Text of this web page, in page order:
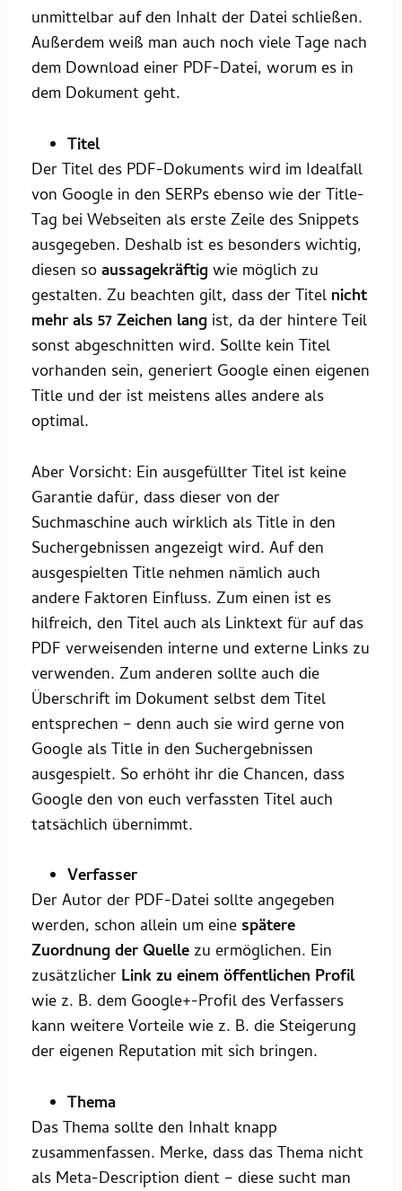
unmittelbar auf den Inhalt der Datei schließen.
Außerdem weiß man auch noch viele Tage nach
dem Download einer PDF-Datei, worum es in
dem Dokument geht.
Titel
Der Titel des PDF-Dokuments wird im Idealfall
von Google in den SERPs ebenso wie der Title-
Tag bei Webseiten als erste Zeile des Snippets
ausgegeben. Deshalb ist es besonders wichtig,
diesen soaussagekräftig wie möglich zu
gestalten. Zu beachten gilt, dass der Titel nicht
mehr als 57 Zeichen lang ist, da der hintere Teil
sonst abgeschnitten wird. Sollte kein Titel
vorhanden sein, generiert Google einen eigenen
Title und der ist meistens alles andere als
optimal.
Aber Vorsicht: Ein ausgefüllter Titel ist keine
Garantie dafür, dass dieser von der
Suchmaschine auch wirklich als Title in den
Suchergebnissen angezeigt wird. Auf den
ausgespielten Title nehmen nämlich auch
andere Faktoren Einfluss. Zum einen ist es
hilfreich, den Titel auch als Linktext für auf das
PDF verweisenden interne und externe Links zu
verwenden. Zum anderen sollte auch die
Überschrift im Dokument selbst dem Titel
entsprechen – denn auch sie wird gerne von
Google als Title in den Suchergebnissen
ausgespielt. So erhöht ihr die Chancen, dass
Google den von euch verfassten Titel auch
tatsächlich übernimmt.
Verfasser
Der Autor der PDF-Datei sollte angegeben
werden, schon allein um eine spätere
Zuordnung der Quelle zu ermöglichen. Ein
zusätzlicher Link zu einem öffentlichen Profil
wie z. B. dem Google+-Profil des Verfassers
kann weitere Vorteile wie z. B. die Steigerung
der eigenen Reputation mit sich bringen.
Thema
Das Thema sollte den Inhalt knapp
zusammenfassen. Merke, dass das Thema nicht
als Meta-Description dient – diese sucht man